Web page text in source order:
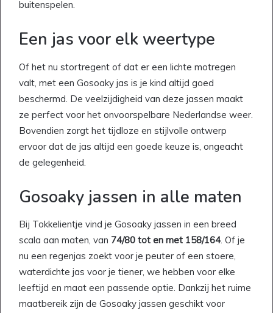
buitenspelen.
Een jas voor elk weertype
Of het nu stortregent of dat er een lichte motregen
valt, met een Gosoaky jas is je kind altijd goed
beschermd. De veelzijdigheid van deze jassen maakt
ze perfect voor het onvoorspelbare Nederlandse weer.
Bovendien zorgt het tijdloze en stijlvolle ontwerp
ervoor dat de jas altijd een goede keuze is, ongeacht
de gelegenheid.
Gosoaky jassen in alle maten
Bij Tokkelientje vind je Gosoaky jassen in een breed
scala aan maten, van 74/80 tot en met 158/164. Of je
nu een regenjas zoekt voor je peuter of een stoere,
waterdichte jas voor je tiener, we hebben voor elke
leeftijd en maat een passende optie. Dankzij het ruime
maatbereik zijn de Gosoaky jassen geschikt voor